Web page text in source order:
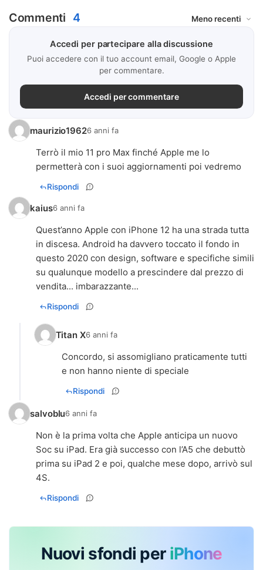
Commenti 4
Accedi per partecipare alla discussione
Puoi accedere con il tuo account email, Google o Apple
per commentare.
Accedi per commentare
maurizio19626 anni fa
Terrò il mio 11 pro Max finché Apple me lo
permetterà con i suoi aggiornamenti poi vedremo
Rispondi
kaius6 anni fa
Quest’anno Apple con iPhone 12 ha una strada tutta
in discesa. Android ha davvero toccato il fondo in
questo 2020 con design, software e specifiche simili
su qualunque modello a prescindere dal prezzo di
vendita... imbarazzante...
Rispondi
Titan X6 anni fa
Concordo, si assomigliano praticamente tutti
e non hanno niente di speciale
Rispondi
salvoblu6 anni fa
Non è la prima volta che Apple anticipa un nuovo
Soc su iPad. Era già successo con l’A5 che debuttò
prima su iPad 2 e poi, qualche mese dopo, arrivò sul
4S.
Rispondi
Nuovi sfondi per iPhone